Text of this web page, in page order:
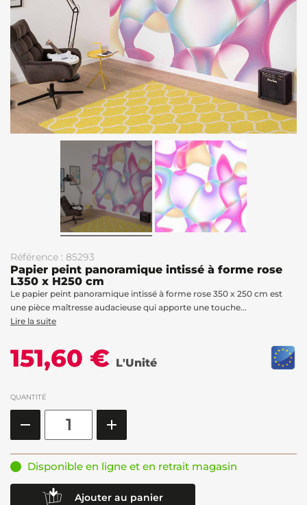
Référence : 85293
Papier peint panoramique intissé à forme rose
L350 x H250 cm
Le papier peint panoramique intissé à forme rose 350 x 250 cm est
une pièce maîtresse audacieuse qui apporte une touche...
Lire la suite
151,60 € L'Unité
QUANTITÉ
Disponible en ligne et en retrait magasin
Ajouter au panier